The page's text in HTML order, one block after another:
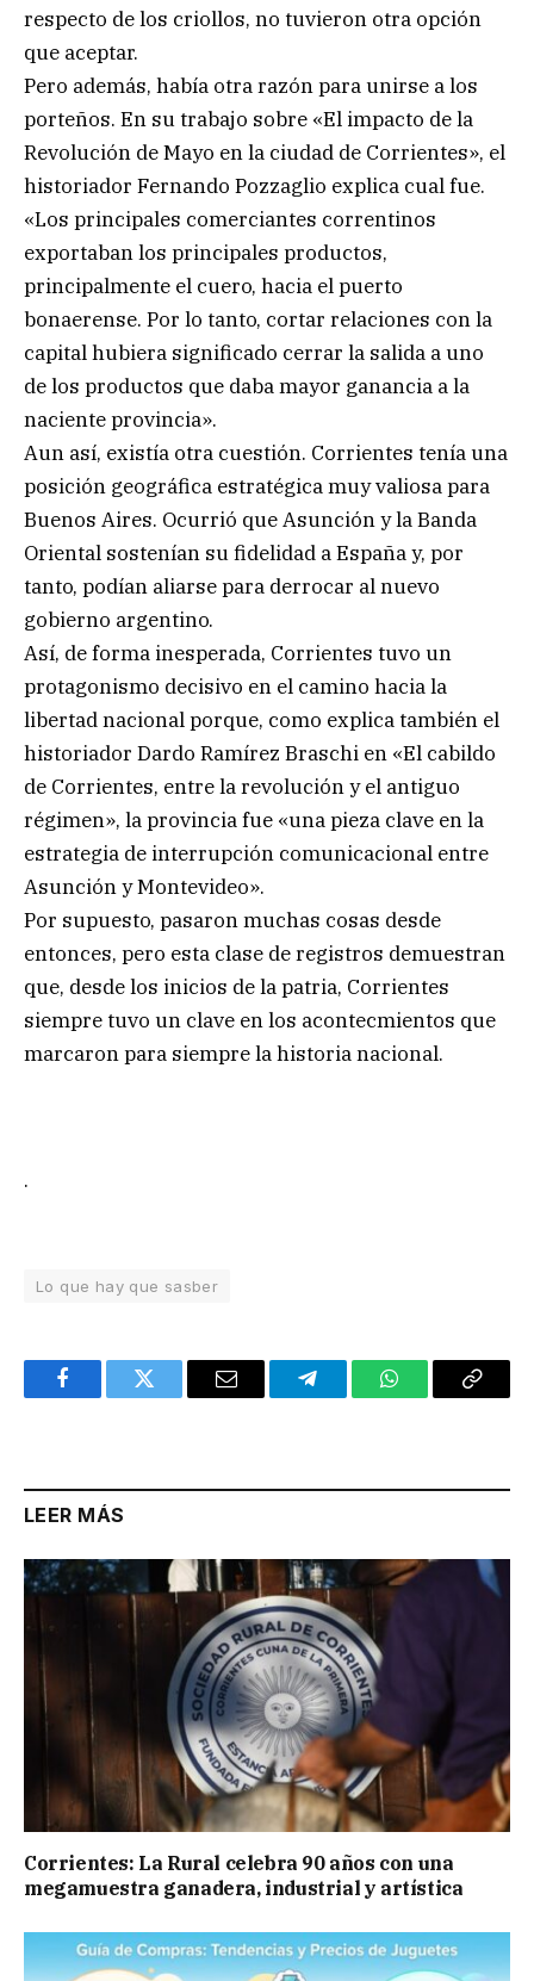
respecto de los criollos, no tuvieron otra opción
que aceptar.
Pero además, había otra razón para unirse a los
porteños. En su trabajo sobre «El impacto de la
Revolución de Mayo en la ciudad de Corrientes», el
historiador Fernando Pozzaglio explica cual fue.
«Los principales comerciantes correntinos
exportaban los principales productos,
principalmente el cuero, hacia el puerto
bonaerense. Por lo tanto, cortar relaciones con la
capital hubiera significado cerrar la salida a uno
de los productos que daba mayor ganancia a la
naciente provincia».
Aun así, existía otra cuestión. Corrientes tenía una
posición geográfica estratégica muy valiosa para
Buenos Aires. Ocurrió que Asunción y la Banda
Oriental sostenían su fidelidad a España y, por
tanto, podían aliarse para derrocar al nuevo
gobierno argentino.
Así, de forma inesperada, Corrientes tuvo un
protagonismo decisivo en el camino hacia la
libertad nacional porque, como explica también el
historiador Dardo Ramírez Braschi en «El cabildo
de Corrientes, entre la revolución y el antiguo
régimen», la provincia fue «una pieza clave en la
estrategia de interrupción comunicacional entre
Asunción y Montevideo».
Por supuesto, pasaron muchas cosas desde
entonces, pero esta clase de registros demuestran
que, desde los inicios de la patria, Corrientes
siempre tuvo un clave en los acontecmientos que
marcaron para siempre la historia nacional.
.
Lo que hay que sasber
FacebookTwitter Email TelegramWhatsAppCopy
LEER MÁS
Corrientes: La Rural celebra 90 años con una
megamuestra ganadera, industrial y artística